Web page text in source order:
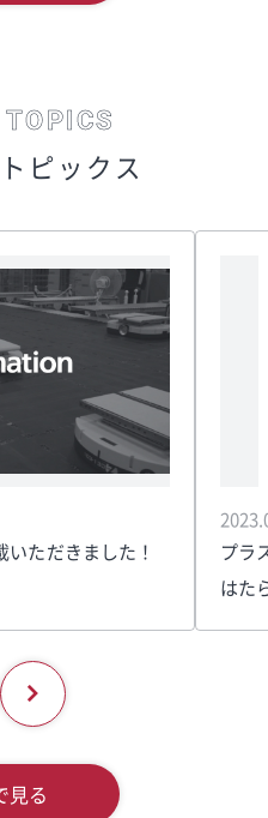
ピックス
見る
ただきました！
プラ
はた